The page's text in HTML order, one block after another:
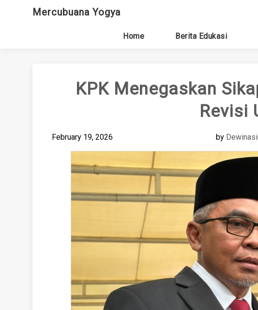
Mercubuana Yogya
Home Berita Edukasi
KPK Menegaskan
Revisi
February 19, 2026 by